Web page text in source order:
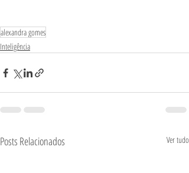
alexandra gomes
Inteligência
Posts Relacionados Ver tudo